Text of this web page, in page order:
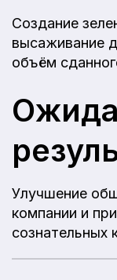
Создание
высаживание
объём
Улучшение
компании и
сознательных